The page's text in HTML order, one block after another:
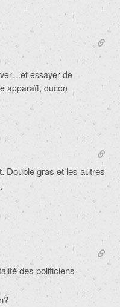
essayer de
apparaît, ducon
Double gras et les autres
des politiciens